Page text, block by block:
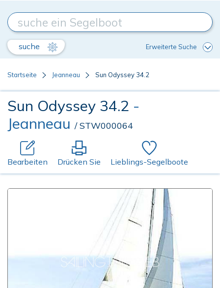
suche Erweiterte Suche
Startseite Jeanneau Sun Odyssey 34.2
Sun Odyssey 34.2 -
Jeanneau / STW000064
Bearbeiten Drücken Sie Lieblings-Segelboote